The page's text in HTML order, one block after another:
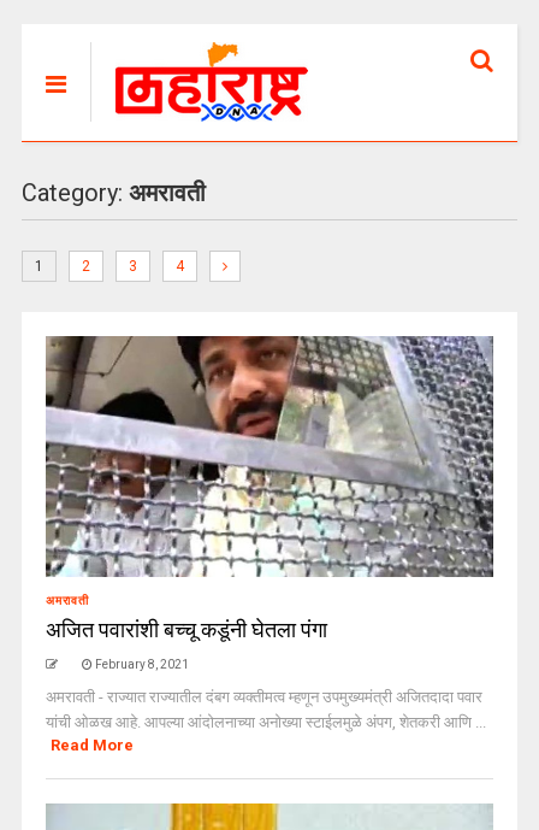
Category: अमरावती
1 2 3 4
अमरावती
अजित पवारांशी बच्चू कडूंनी घेतला पंगा
February 8, 2021
अमरावती - राज्यात राज्यातील दंबग व्यक्तीमत्व म्हणून उपमुख्यमंत्री अजितदादा पवार
यांची ओळख आहे. आपल्या आंदोलनाच्या अनोख्या स्टाईलमुळे अंपग, शेतकरी आणि ...
Read More